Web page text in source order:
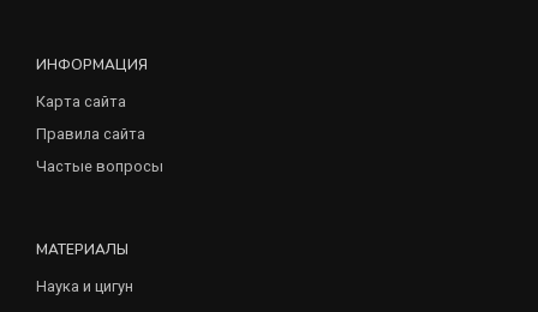
ИНФОРМАЦИЯ
Карта сайта
Правила сайта
Частые вопросы
МАТЕРИАЛЫ
Наука и цигун